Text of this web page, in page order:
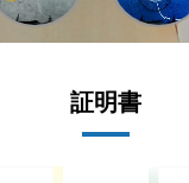
証明書